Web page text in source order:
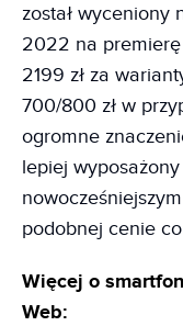
został wyceniony
2022 na premierę
2199 zł za
700/800 zł w
ogromne
lepiej
podobnej cenie co
Więcej o
Web: